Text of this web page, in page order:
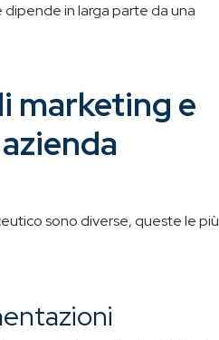
in larga parte da una
marketing e
sono diverse, queste le più